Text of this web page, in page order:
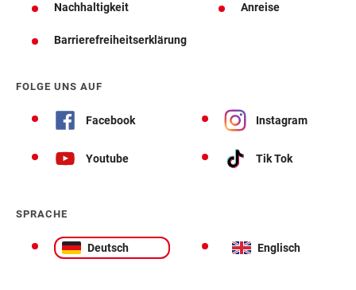
Nachhaltigkeit Anreise
Barrierefreiheitserklärung
FOLGE UNS AUF
Facebook Instagram
Youtube Tik Tok
SPRACHE
Deutsch Englisch